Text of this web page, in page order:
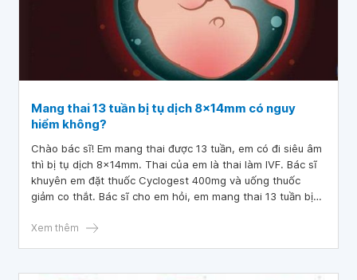
Mang thai 13 tuần bị tụ dịch 8x14mm có nguy
hiểm không?
Chào bác sĩ! Em mang thai được 13 tuần, em có đi siêu âm
thì bị tụ dịch 8x14mm. Thai của em là thai làm IVF. Bác sĩ
khuyên em đặt thuốc Cyclogest 400mg và uống thuốc
giảm co thắt. Bác sĩ cho em hỏi, em mang thai 13 tuần bị
vấn, cảm ơn bác sĩ!
Xem thêm